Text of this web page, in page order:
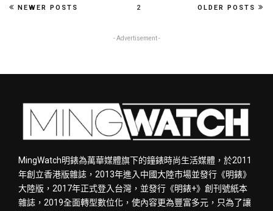
2
NEWER POSTS OLDER POSTS
- Advertisement -
MingWatch明錶為萬華媒體旗下的鐘錶時尚生活媒體，於2011
年創立香港版雜誌，2013年進入中國大陸市場並發行《明錶》
大陸版，2017年正式登入台灣，並發行《明錶+》創刊號紙本
雜誌，2019全面轉型數位化，使內容更為豐富多元，只為了讓